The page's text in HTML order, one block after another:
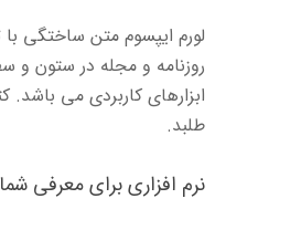
لورم ایپسوم متن ساختگی
روزنامه و مجله در ستون و
ابزارهای کاربردی می
طلبد.
نرم افزاری برای معرفی